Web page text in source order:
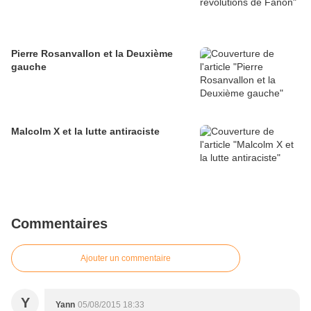
Pierre Rosanvallon et la Deuxième
gauche
Malcolm X et la lutte antiraciste
Commentaires
Ajouter un commentaire
Y Yann 05/08/2015 18:33